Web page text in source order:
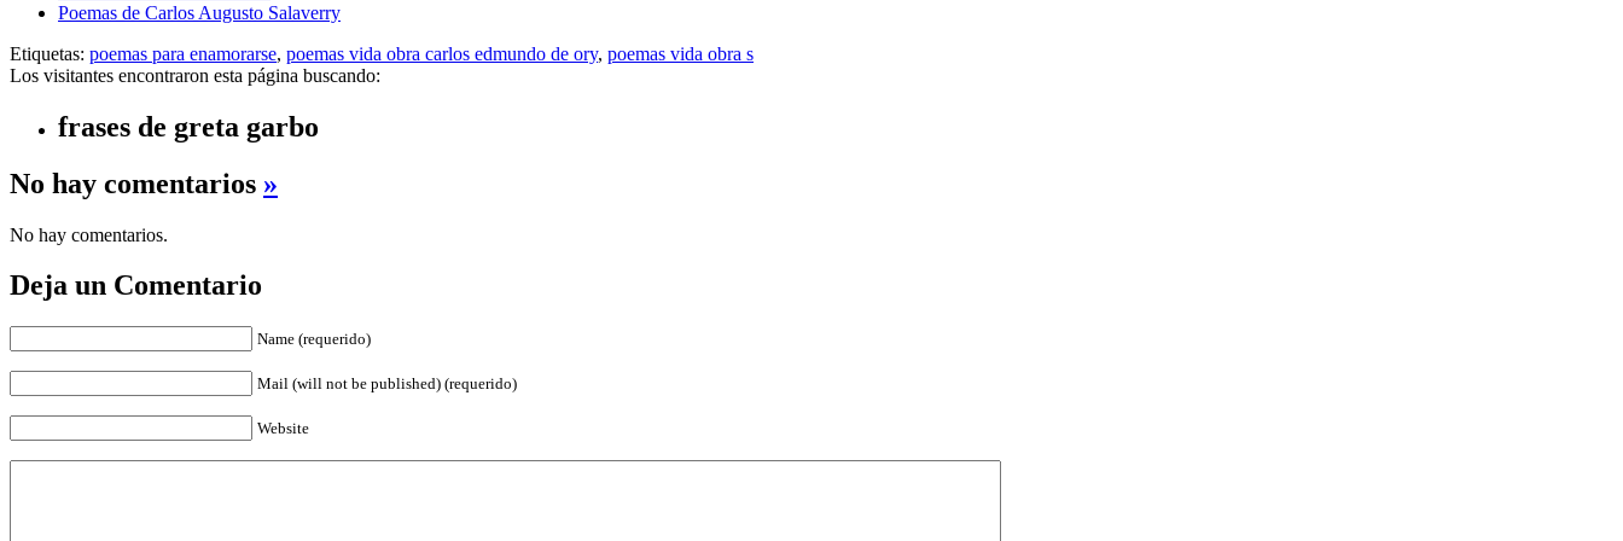
Poemas de Carlos Augusto Salaverry
Etiquetas: poemas para enamorarse, poemas vida obra carlos edmundo de ory, poemas vida obra s
Los visitantes encontraron esta página buscando:
frases de greta garbo
No hay comentarios »
No hay comentarios.
Deja un Comentario
Name (requerido)
Mail (will not be published) (requerido)
Website